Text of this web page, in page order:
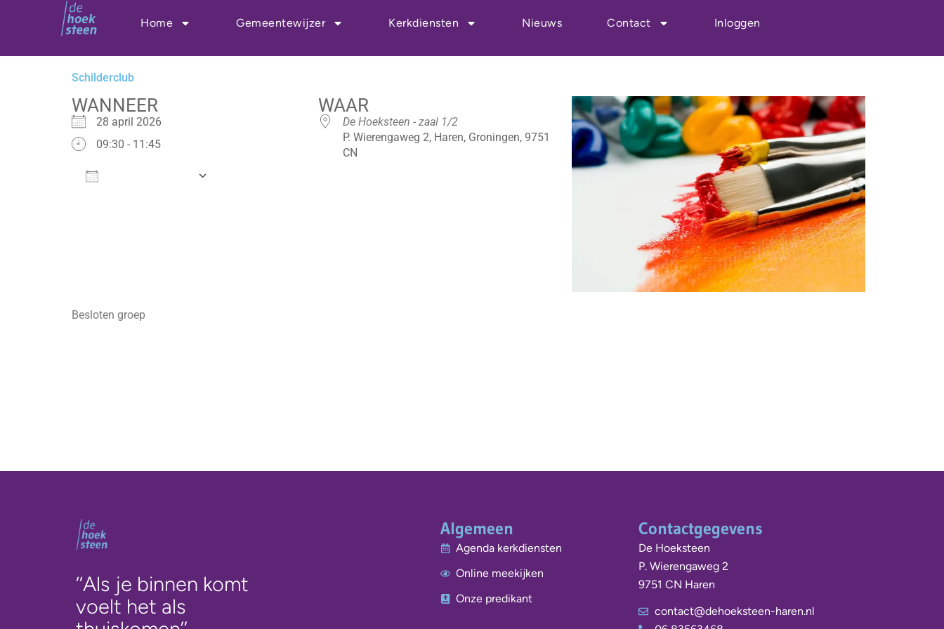
Home Gemeentewijzer Kerkdiensten Nieuws Contact Inloggen
Schilderclub
WANNEER
28 april 2026
09:30 - 11:45
Outlook Live
WAAR
De Hoeksteen - zaal 1/2
P. Wierengaweg 2, Haren, Groningen, 9751
CN
Besloten groep
‘‘Als je binnen komt
voelt het als
Algemeen
Agenda kerkdiensten
Online meekijken
Onze predikant
Contactgegevens
De Hoeksteen
P. Wierengaweg 2
9751 CN Haren
contact@dehoeksteen-haren.nl